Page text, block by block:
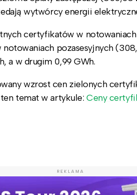
wytwórcy energii
certyfikatów w notowaniach
notowaniach pozasesyjnych
a w drugim 0,99 GWh.
wzrost cen zielonych
ten temat w artykule:Ceny
REKLAMA